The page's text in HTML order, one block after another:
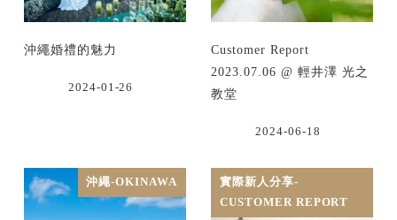
沖繩婚禮的魅力
2024-01-26
Customer Report
2023.07.06 @ 輕井澤 光之
教堂
2024-06-18
沖繩-OKINAWA
實際新人分享-
CUSTOMER REPORT